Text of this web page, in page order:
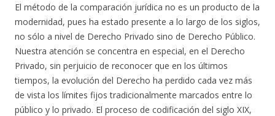
El método de la comparación jurídica no es un producto de la
modernidad, pues ha estado presente a lo largo de los siglos,
no sólo a nivel de Derecho Privado sino de Derecho Público.
Nuestra atención se concentra en especial, en el Derecho
Privado, sin perjuicio de reconocer que en los últimos
tiempos, la evolución del Derecho ha perdido cada vez más
de vista los límites fijos tradicionalmente marcados entre lo
público y lo privado. El proceso de codificación del siglo XIX,